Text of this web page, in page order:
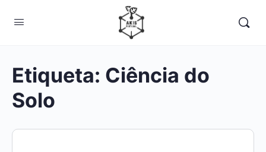
Etiqueta: Ciência do
Solo